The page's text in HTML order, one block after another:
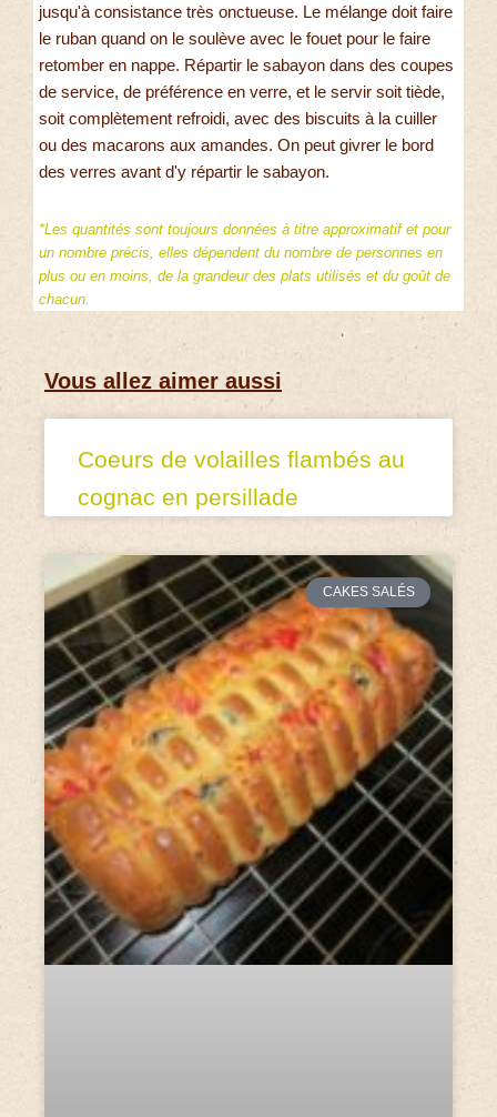
jusqu'à consistance très onctueuse. Le mélange doit faire
le ruban quand on le soulève avec le fouet pour le faire
retomber en nappe. Répartir le sabayon dans des coupes
de service, de préférence en verre, et le servir soit tiède,
soit complètement refroidi, avec des biscuits à la cuiller
ou des macarons aux amandes. On peut givrer le bord
des verres avant d'y répartir le sabayon.
*Les quantités sont toujours données à titre approximatif et pour
un nombre précis, elles dépendent du nombre de personnes en
plus ou en moins, de la grandeur des plats utilisés et du goût de
chacun.
Vous allez aimer aussi
Coeurs de volailles flambés au
cognac en persillade
CAKES SALÉS